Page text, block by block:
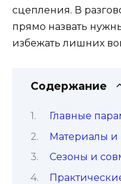
сцепления. В
прямо назвать
избежать лишних
Содержание
Главные
Материалы и
Сезоны и